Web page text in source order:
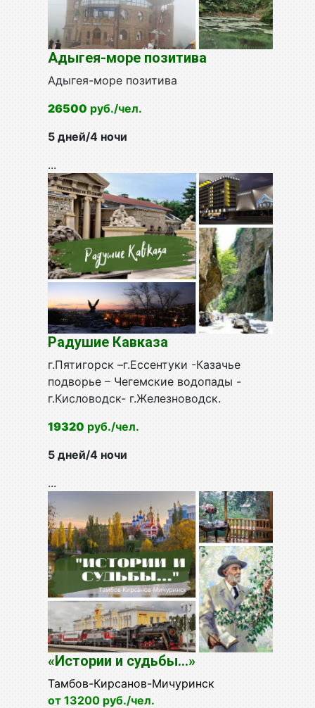
Адыгея-море позитива
Адыгея-море позитива
26500 руб./чел.
5 дней/4 ночи
...
Радушие Кавказа
г.Пятигорск –г.Ессентуки -Казачье
подворье – Чегемские водопады -
г.Кисловодск- г.Железноводск.
19320 руб./чел.
5 дней/4 ночи
...
«Истории и судьбы...»
Тамбов-Кирсанов-Мичуринск
от 13200 руб./чел.